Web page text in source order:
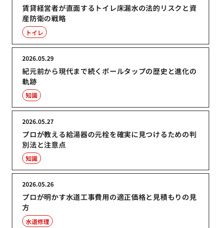
賃貸経営者が直面するトイレ床漏水の法的リスクと資
産防衛の戦略
トイレ
紀元前から現代まで続くボールタップの歴史と進化の
軌跡
2026.05.29
知識
プロが教える給湯器の元栓を確実に見つけるための判
別法と注意点
2026.05.27
知識
プロが明かす水道工事費用の適正価格と見積もりの見
方
2026.05.26
水道修理